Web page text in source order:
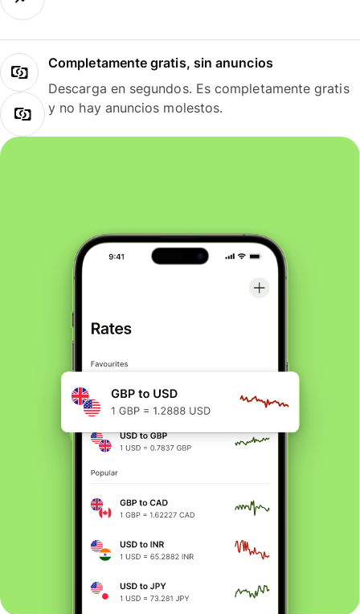
Completamente gratis, sin anuncios
Descarga en segundos. Es completamente gratis
y no hay anuncios molestos.